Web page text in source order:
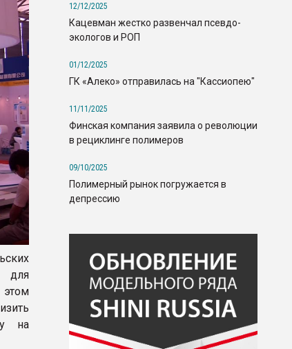
для
на
12/12/2025
Кацевман жестко развенчал псевдо-
экологов и РОП
01/12/2025
ГК «Алеко» отправилась на "Кассиопею"
11/11/2025
Финская компания заявила о революции
в рециклинге полимеров
09/10/2025
Полимерный рынок погружается в
депрессию